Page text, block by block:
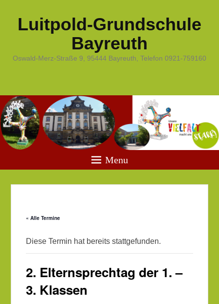
Luitpold-Grundschule
Bayreuth
Oswald-Merz-Straße 9, 95444 Bayreuth, Telefon 0921-759160
Menu
« Alle Termine
Diese Termin hat bereits stattgefunden.
2. Elternsprechtag der 1. –
3. Klassen